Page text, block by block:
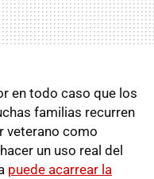
en todo caso que los
familias recurren
veterano como
un uso real del
puede acarrear la